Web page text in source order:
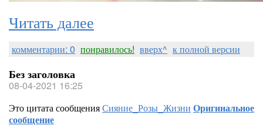
Читать далее
комментарии: 0 понравилось! вверх^ к полной версии
Без заголовка
08-04-2021 16:25
Это цитата сообщенияСияние_Розы_Жизни Оригинальное
сообщение